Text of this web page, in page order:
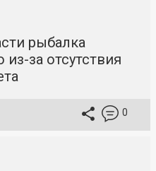
рыбалка
за отсутствия
0